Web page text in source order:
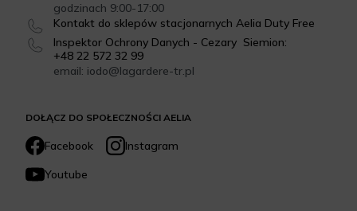
DOŁĄCZ DO SPOŁECZNOŚCI AELIA
Facebook
Instagram
Youtube
godzinach 9:00-17:00
Kontakt do sklepów stacjonarnych Aelia Duty Free
Inspektor Ochrony Danych - Cezary Siemion:
+48 22 572 32 99
email: iodo@lagardere-tr.pl